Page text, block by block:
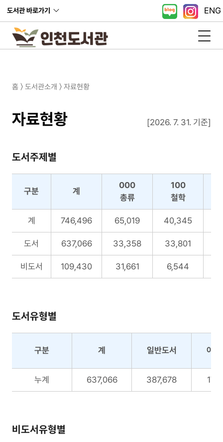
도서관 바로가기 ENG
홈 〉 도서관소개 〉 자료현황
자료현황 [2026. 7. 31. 기준]
도서주제별
자
황
구분 계
000
총류
100
철학
계 746,496 65,019 40,345
도서 637,066 33,358 33,801
비도서 109,430 31,661 6,544
도서유형별
별
자
구분 계 일반도서 아
누계 637,066 387,678
비도서유형별